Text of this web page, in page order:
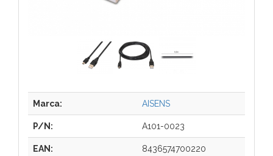
Marca: AISENS
P/N: A101-0023
EAN: 8436574700220